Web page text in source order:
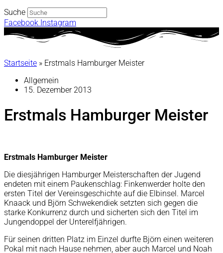
Suche
Facebook Instagram
Startseite » Erstmals Hamburger Meister
Allgemein
15. Dezember 2013
Erstmals Hamburger Meister
Erstmals Hamburger Meister
Die diesjährigen Hamburger Meisterschaften der Jugend
endeten mit einem Paukenschlag: Finkenwerder holte den
ersten Titel der Vereinsgeschichte auf die Elbinsel. Marcel
Knaack und Björn Schwekendiek setzten sich gegen die
starke Konkurrenz durch und sicherten sich den Titel im
Jungendoppel der Unterelfjährigen.
Für seinen dritten Platz im Einzel durfte Björn einen weiteren
Pokal mit nach Hause nehmen, aber auch Marcel und Noah